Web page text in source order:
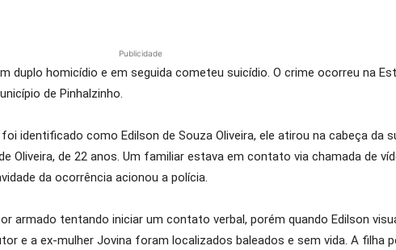
Publicidade
duplo homicídio e em seguida cometeu suicídio. O crime ocorreu na
de Pinhalzinho.
identificado como Edilson de Souza Oliveira, ele atirou na cabeça da
Oliveira, de 22 anos. Um familiar estava em contato via chamada de
da ocorrência acionou a polícia.
armado tentando iniciar um contato verbal, porém quando Edilson
e a ex-mulher Jovina foram localizados baleados e sem vida. A filha